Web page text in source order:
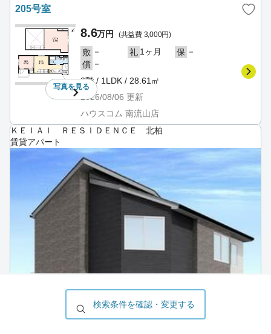
205号室
写真を見る
8.6万円 (共益費 3,000円)
敷 － 礼 1ヶ月 保 －
償 －
2階 / 1LDK / 28.61㎡
2026/08/06 更新
ハウスコム 南流山店
ＫＥＩＡＩ ＲＥＳＩＤＥＮＣＥ 北柏
賃貸アパート
検索条件を確認・変更する